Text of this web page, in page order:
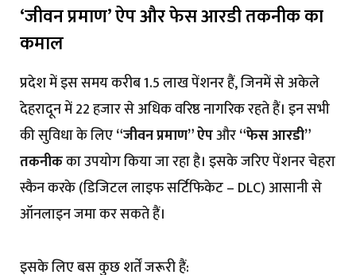
‘जीवन प्रमाण’ ऐप और फेस आरडी तकनीक का
कमाल
प्रदेश में इस समय करीब 1.5 लाख पेंशनर हैं, जिनमें से अकेले
देहरादून में 22 हजार से अधिक वरिष्ठ नागरिक रहते हैं। इन सभी
की सुविधा के लिए“जीवन प्रमाण” ऐपऔर“फेस आरडी”
तकनीकका उपयोग किया जा रहा है। इसके जरिए पेंशनर चेहरा
स्कैन करके (डिजिटल लाइफ सर्टिफिकेट – DLC) आसानी से
ऑनलाइन जमा कर सकते हैं।
इसके लिए बस कुछ शर्तें जरूरी हैं: